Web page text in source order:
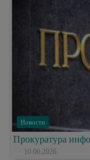
Новости
Прокуратура
10.06.2026